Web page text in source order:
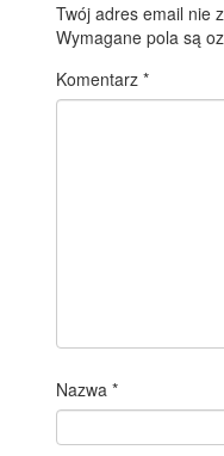
Twój adres email nie
Wymagane pola są
Komentarz*
Nazwa*